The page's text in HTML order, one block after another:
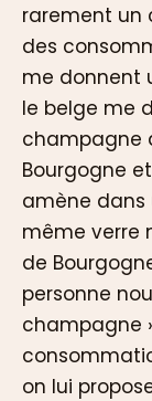
rarement un
des
me donnent
le belge me
champagne
Bourgogne
amène dans
même verre
de
personne
champagne
on lui